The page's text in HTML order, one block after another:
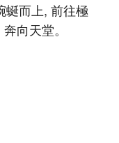
蜒而上, 前往極
向天堂。